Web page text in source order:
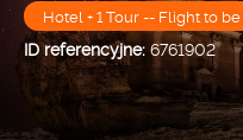
Hotel + 1 Tour -- Flight to
ID referencyjne: 6761902